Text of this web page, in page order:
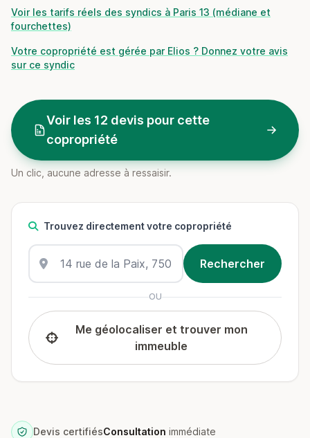
Voir les tarifs réels des syndics à Paris 13 (médiane et
fourchettes)
Votre copropriété est gérée par Elios ? Donnez votre avis
sur ce syndic
Voir les 12 devis pour cette
copropriété
Un clic, aucune adresse à ressaisir.
Trouvez directement votre copropriété
OU
Me géolocaliser et trouver mon
immeuble
Devis certifiésConsultation immédiate